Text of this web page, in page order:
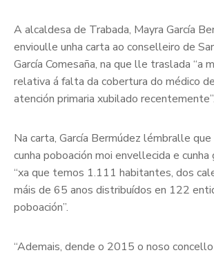
A alcaldesa de Trabada, Mayra García
envioulle unha carta ao conselleiro de
García Comesaña, na que lle traslada “a
relativa á falta da cobertura do médico
atención primaria xubilado recentemente”.
Na carta, García Bermúdez lémbralle
cunha poboación moi envellecida e cunha
“xa que temos 1.111 habitantes, dos
máis de 65 anos distribuídos en 122
poboación”.
“Ademais, dende o 2015 o noso